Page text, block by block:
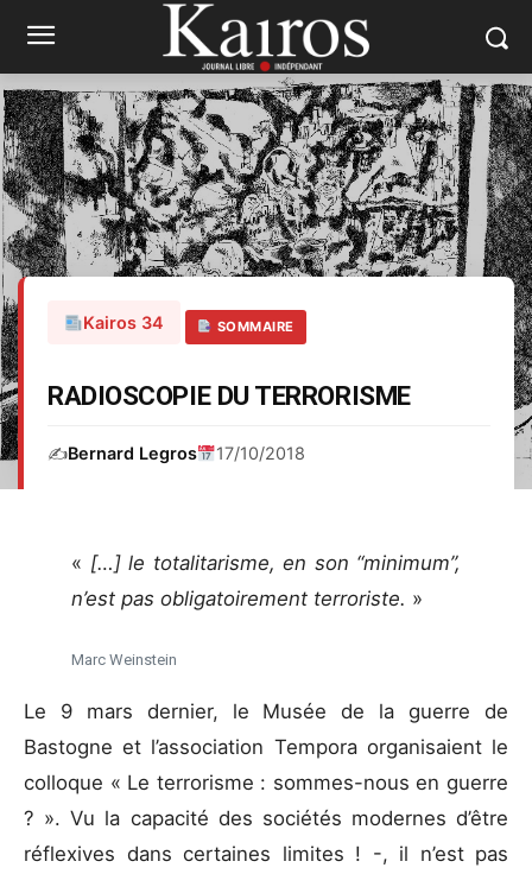
Kairos 34 SOMMAIRE
RADIOSCOPIE DU TERRORISME
✍️Bernard Legros 17/10/2018
« […] le totalitarisme, en son “minimum”,
n’est pas obligatoirement terroriste. »
Marc Weinstein
Le 9 mars dernier, le Musée de la guerre de
Bastogne et l’association Tempora organisaient le
colloque « Le terrorisme : sommes-nous en guerre
? ». Vu la capacité des sociétés modernes d’être
réflexives dans certaines limites ! -, il n’est pas